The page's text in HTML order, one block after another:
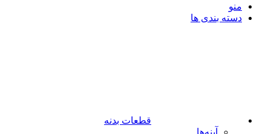
منو
دسته بندی ها
قطعات بدنه